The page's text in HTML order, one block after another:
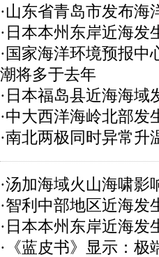
·山东省青岛市发布
·日本本州东岸近海发
·国家海洋环境预报
潮将多于去年
·日本福岛县近海海域
·中大西洋海岭北部发
·南北两极同时异常升
·汤加海域火山海啸影
·智利中部地区近海发
·日本本州东岸近海发
·《蓝皮书》显示：